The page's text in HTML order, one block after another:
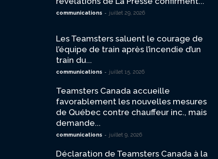
communications - juillet 29, 2026
Les Teamsters saluent le courage de
l’équipe de train après l’incendie d’un
train du...
communications - juillet 15, 2026
Teamsters Canada accueille
favorablement les nouvelles mesures
de Québec contre chauffeur inc., mais
demande...
communications - juillet 9, 2026
Déclaration de Teamsters Canada à la